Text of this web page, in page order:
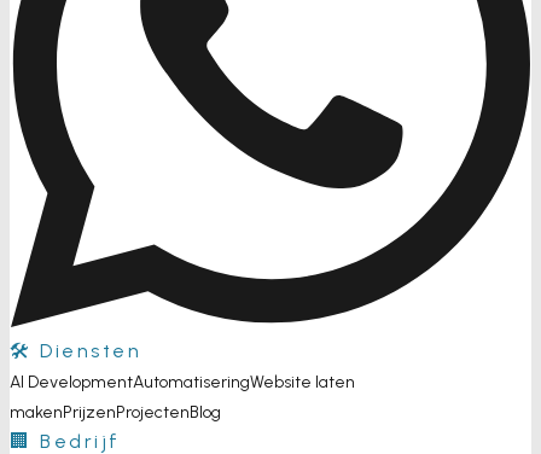
🛠️ Diensten
AI DevelopmentAutomatiseringWebsite laten
makenPrijzenProjectenBlog
🏢 Bedrijf